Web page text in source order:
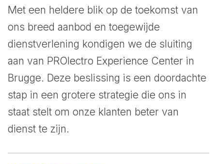
Met een heldere blik op de toekomst van
ons breed aanbod en toegewijde
dienstverlening kondigen we de sluiting
aan van PROlectro Experience Center in
Brugge. Deze beslissing is een doordachte
stap in een grotere strategie die ons in
staat stelt om onze klanten beter van
dienst te zijn.